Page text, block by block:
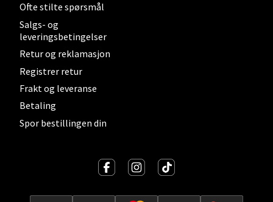
Ofte stilte spørsmål
Salgs- og
leveringsbetingelser
Retur og reklamasjon
Registrer retur
Frakt og leveranse
Betaling
Spor bestillingen din
Steinkjer - Thon Senter Steinkjer
Sjøfartsgata 2, 7714 Steinkjer
Åpent i dag 10-20